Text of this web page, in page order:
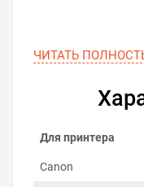
ЧИТАТЬ
Для принтера
Canon